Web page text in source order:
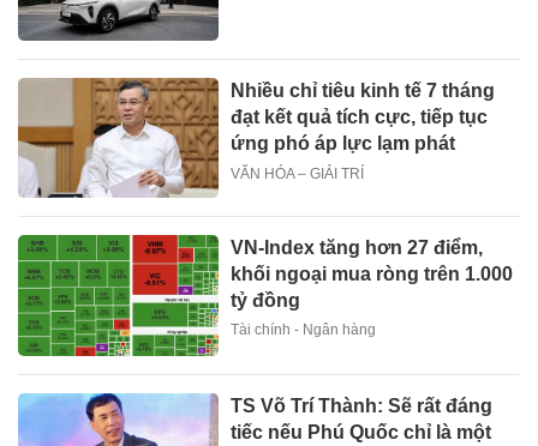
Nhiều chỉ tiêu kinh tế 7 tháng
đạt kết quả tích cực, tiếp tục
ứng phó áp lực lạm phát
VĂN HÓA – GIẢI TRÍ
VN-Index tăng hơn 27 điểm,
khối ngoại mua ròng trên 1.000
tỷ đồng
Tài chính - Ngân hàng
TS Võ Trí Thành: Sẽ rất đáng
tiếc nếu Phú Quốc chỉ là một